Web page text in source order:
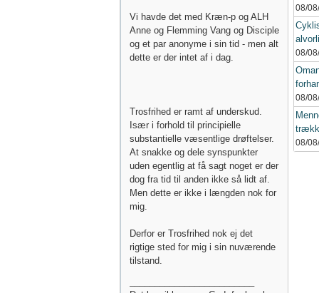
Vi havde det med Kræn-p og ALH
Anne og Flemming Vang og Disciple
og et par anonyme i sin tid - men alt
dette er der intet af i dag.
Trosfrihed er ramt af underskud.
Især i forhold til principielle
substantielle væsentlige drøftelser.
At snakke og dele synspunkter
uden egentlig at få sagt noget er der
dog fra tid til anden ikke så lidt af.
Men dette er ikke i længden nok for
mig.
Derfor er Trosfrihed nok ej det
rigtige sted for mig i sin nuværende
tilstand.
08/
08/
08/
08/